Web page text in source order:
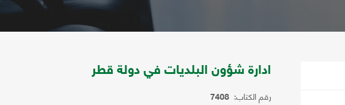
ادارة شؤون البلديات في دولة قطر
رقم الكتاب: 7408